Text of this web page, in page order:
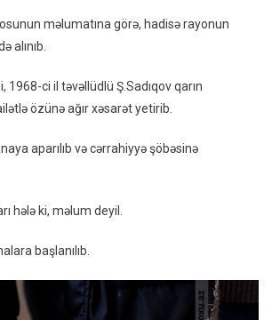
məlumatına görə, hadisə rayonun
alınıb.
1968-ci il təvəllüdlü Ş.Sadıqov qarın
özünə ağır xəsarət yetirib.
aparılıb və cərrahiyyə şöbəsinə
hələ ki, məlum deyil.
başlanılıb.